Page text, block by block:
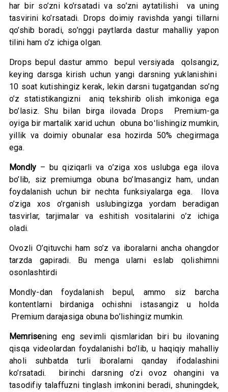
har bir so’zni ko’rsatadi va so’zni aytatilishi va uning
tasvirini ko’rsatadi. Drops doimiy ravishda yangi tillarni
qo’shib boradi, so’nggi paytlarda dastur mahalliy yapon
tilini ham o’z ichiga olgan.
Drops bepul dastur ammo bepul versiyada qolsangiz,
keying darsga kirish uchun yangi darsning yuklanishini
10 soat kutishingiz kerak, lekin darsni tugatgandan so’ng
o’z statistikangizni aniq tekshirib olish imkoniga ega
bo’lasiz. Shu bilan birga ilovada Drops Premium-ga
oyiga bir martalik xarid uchun obuna boʻlishingiz mumkin,
yillik va doimiy obunalar esa hozirda 50% chegirmaga
ega.
Mondly – bu qiziqarli va o’ziga xos uslubga ega ilova
bo’lib, siz premiumga obuna bo’lmasangiz ham, undan
foydalanish uchun bir nechta funksiyalarga ega. Ilova
o’ziga xos o’rganish uslubingizga yordam beradigan
tasvirlar, tarjimalar va eshitish vositalarini o’z ichiga
oladi.
Ovozli O’qituvchi ham so’z va iboralarni ancha ohangdor
tarzda gapiradi. Bu menga ularni eslab qolishimni
osonlashtirdi
Mondly-dan foydalanish bepul, ammo siz barcha
kontentlarni birdaniga ochishni istasangiz u holda
Premium darajasiga obuna bo’lishingiz mumkin.
Memrisening eng sevimli qismlaridan biri bu ilovaning
qisqa videolardan foydalanishi bo’lib, u haqiqiy mahalliy
aholi suhbatda turli iboralarni qanday ifodalashini
ko’rsatadi. birinchi darsning o’zi ovoz ohangini va
tasodifiy talaffuzni tinglash imkonini beradi, shuningdek,